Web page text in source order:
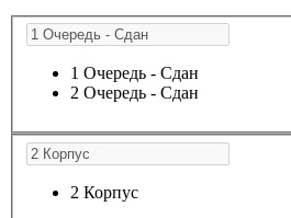
1 Очередь - Сдан
2 Очередь - Сдан
2 Корпус